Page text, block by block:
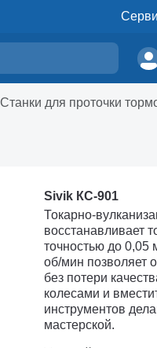
Станки для проточки
Sivik КС-901
Токарно-
восстанавливает
точностью до
об/мин позволяет
без потери
колесами и
инструментов
мастерской.